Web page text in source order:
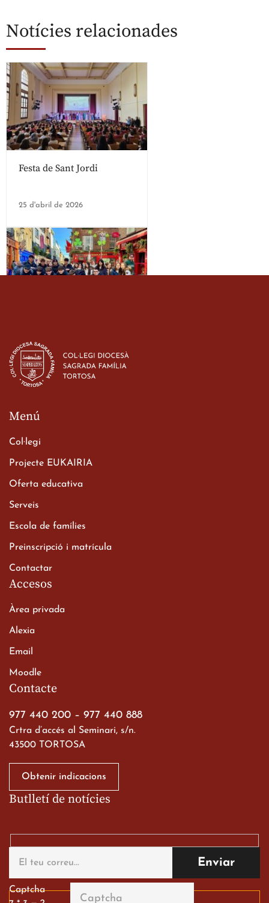
Notícies relacionades
Festa de Sant Jordi
25 d'abril de 2026
d’ESO-BSD a Irlanda
23 de març de 2026
Xerrada del Sr. Bisbe als
Batxillerat
a les ciutats imperials
alumnes al Tortosa
English Festival
13 de març de 2026
Contacte
977 440 200 – 977 440 888
Crtra d’accés al Seminari, s/n.
43500 TORTOSA
Obtenir indicacions
Menú
Col·legi
Projecte EUKAIRIA
Oferta educativa
Serveis
Escola de famílies
Preinscripció i matrícula
Contactar
Accesos
Àrea privada
Alexia
Email
Moodle
Butlletí de notícies
Captcha